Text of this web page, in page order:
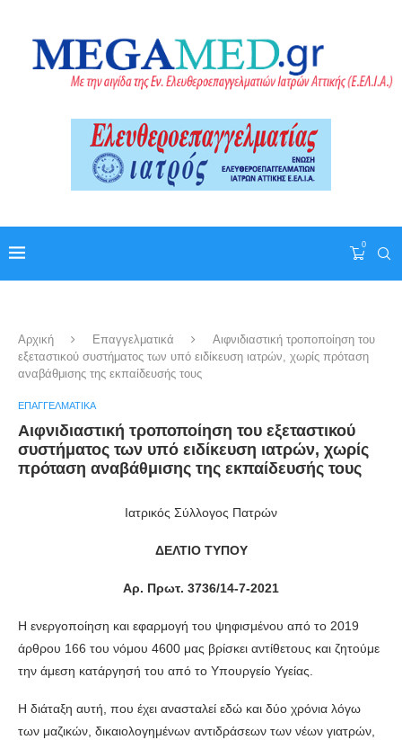
0
Αρχική Επαγγελματικά
Αιφνιδιαστική τροποποίηση του
εξεταστικού συστήματος των υπό ειδίκευση ιατρών, χωρίς πρόταση
αναβάθμισης της εκπαίδευσής τους
ΕΠΑΓΓΕΛΜΑΤΙΚΆ
Αιφνιδιαστική τροποποίηση του εξεταστικού
συστήματος των υπό ειδίκευση ιατρών, χωρίς
πρόταση αναβάθμισης της εκπαίδευσής τους
Ιατρικός Σύλλογος Πατρών
ΔΕΛΤΙΟ ΤΥΠΟΥ
Αρ. Πρωτ. 3736/14-7-2021
Η ενεργοποίηση και εφαρμογή του ψηφισμένου από το 2019
άρθρου 166 του νόμου 4600 μας βρίσκει αντίθετους και ζητούμε
την άμεση κατάργησή του από το Υπουργείο Υγείας.
Η διάταξη αυτή, που έχει ανασταλεί εδώ και δύο χρόνια λόγω
των μαζικών, δικαιολογημένων αντιδράσεων των νέων γιατρών,